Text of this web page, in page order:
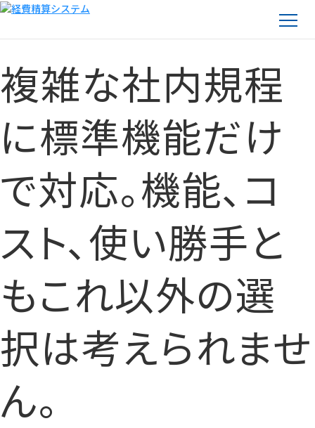
複雑な社内規程
に標準機能だけ
で対応。機能、コ
スト、使い勝手と
もこれ以外の選
択は考えられませ
ん。